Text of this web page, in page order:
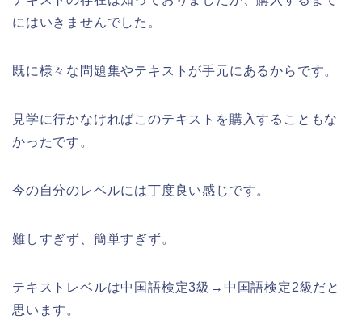
にはいきませんでした。
既に様々な問題集やテキストが手元にあるからです。
見学に行かなければこのテキストを購入することもな
かったです。
今の自分のレベルには丁度良い感じです。
難しすぎず、簡単すぎず。
テキストレベルは中国語検定3級→中国語検定2級だと
思います。